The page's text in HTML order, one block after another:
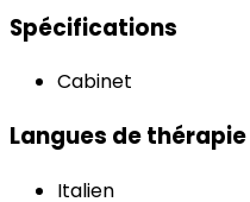
Spécifications
Cabinet
Langues de thérapie
Italien